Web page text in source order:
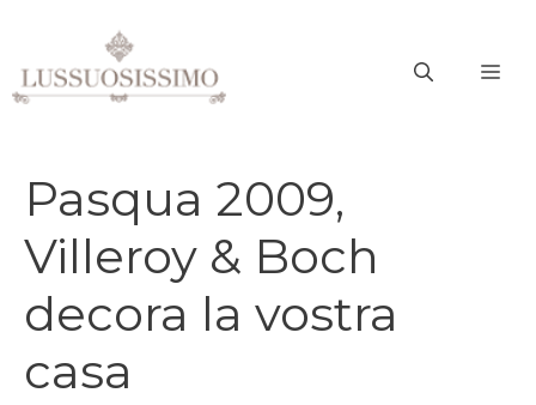
contenuto
Pasqua 2009,
Villeroy & Boch
decora la vostra
casa